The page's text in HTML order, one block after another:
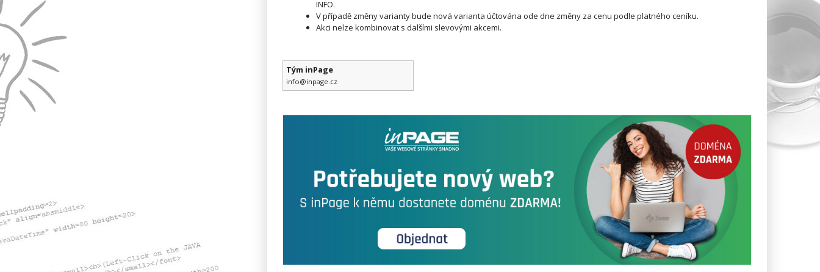
INFO.
V případě změny varianty bude nová varianta účtována ode dne změny za cenu podle platného ceníku.
Akci nelze kombinovat s dalšími slevovými akcemi.
Tým inPage
info@inpage.cz